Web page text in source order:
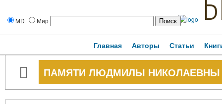
MD Мир
Главная Авторы Статьи
ПАМЯТИ ЛЮДМИЛЫ НИКОЛАЕВНЫ